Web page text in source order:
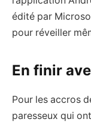
édité par
pour réveiller
En finir
Pour les accros
paresseux qui